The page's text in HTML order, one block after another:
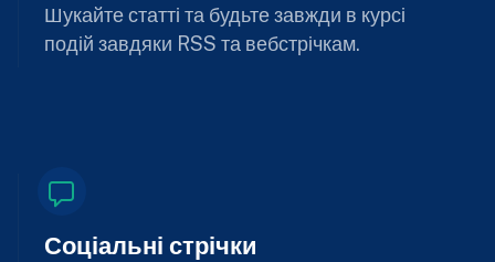
Шукайте статті та будьте завжди в курсі
подій завдяки RSS та вебстрічкам.
Соціальні стрічки